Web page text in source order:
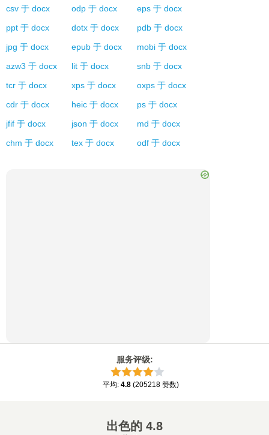
csv 于 docx odp 于 docx eps 于 docx
ppt 于 docx dotx 于 docx pdb 于 docx
jpg 于 docx epub 于 docx mobi 于 docx
azw3 于 docx lit 于 docx snb 于 docx
tcr 于 docx xps 于 docx oxps 于 docx
cdr 于 docx heic 于 docx ps 于 docx
jfif 于 docx json 于 docx md 于 docx
chm 于 docx tex 于 docx odf 于 docx
服务评级:
平均: 4.8 (205218 赞数)
出色的 4.8